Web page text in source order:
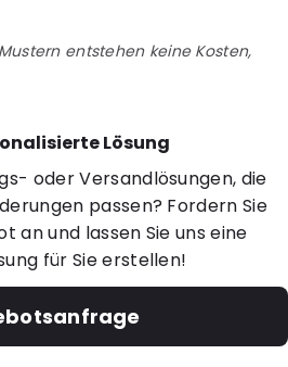
entstehen keine Kosten,
Lösung
oder Versandlösungen, die
passen? Fordern Sie
an und lassen Sie uns eine
für Sie erstellen!